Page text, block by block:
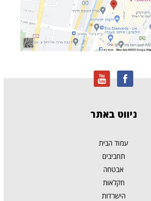
ניווט באתר
עמוד הבית
תחביבים
אבטחה
חקלאות
הישרדות